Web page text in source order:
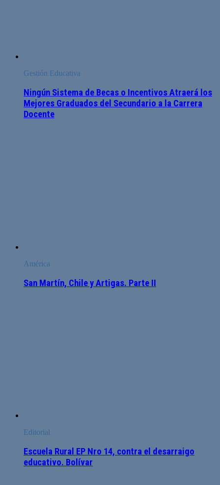
Gestión Educativa
Ningún Sistema de Becas o Incentivos Atraerá los
Mejores Graduados del Secundario a la Carrera
Docente
América
San Martín, Chile y Artigas. Parte II
Editorial
Escuela Rural EP Nro 14, contra el desarraigo
educativo. Bolívar